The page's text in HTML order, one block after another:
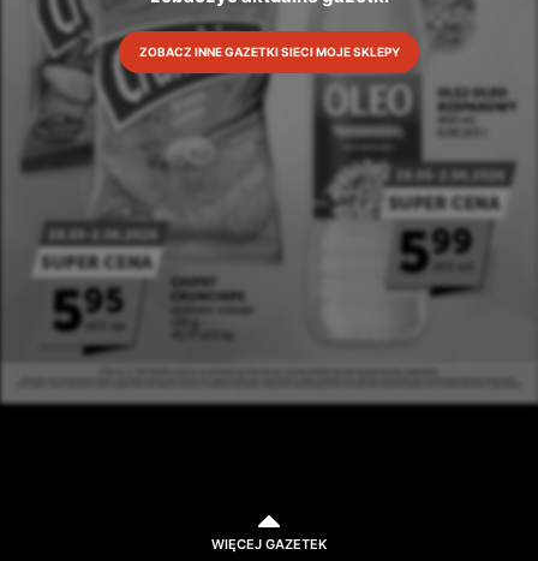
ZOBACZ INNE GAZETKI SIECI MOJE SKLEPY
WIĘCEJ GAZETEK